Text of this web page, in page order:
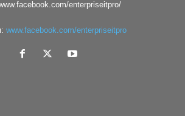
enterpriseitpro/
www.facebook.com/enterpriseitpro